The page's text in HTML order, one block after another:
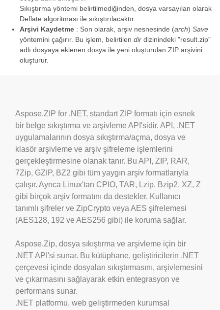
Sıkıştırma yöntemi belirtilmediğinden, dosya varsayılan olarak
Deflate algoritması ile sıkıştırılacaktır.
Arşivi Kaydetme : Son olarak, arşiv nesnesinde (arch) Save
yöntemini çağırır. Bu işlem, belirtilen dir dizinindeki "result.zip"
adlı dosyaya eklenen dosya ile yeni oluşturulan ZIP arşivini
oluşturur.
Aspose.ZIP for .NET, standart ZIP formatı için esnek
bir belge sıkıştırma ve arşivleme API'sidir. API, .NET
uygulamalarının dosya sıkıştırma/açma, dosya ve
klasör arşivleme ve arşiv şifreleme işlemlerini
gerçekleştirmesine olanak tanır. Bu API, ZIP, RAR,
7Zip, GZIP, BZ2 gibi tüm yaygın arşiv formatlarıyla
çalışır. Ayrıca Linux'tan CPIO, TAR, Lzip, Bzip2, XZ, Z
gibi birçok arşiv formatını da destekler. Kullanıcı
tanımlı şifreler ve ZipCrypto veya AES şifrelemesi
(AES128, 192 ve AES256 gibi) ile koruma sağlar.
Aspose.Zip, dosya sıkıştırma ve arşivleme için bir
.NET API'si sunar. Bu kütüphane, geliştiricilerin .NET
çerçevesi içinde dosyaları sıkıştırmasını, arşivlemesini
ve çıkarmasını sağlayarak etkin entegrasyon ve
performans sunar.
.NET platformu, web geliştirmeden kurumsal